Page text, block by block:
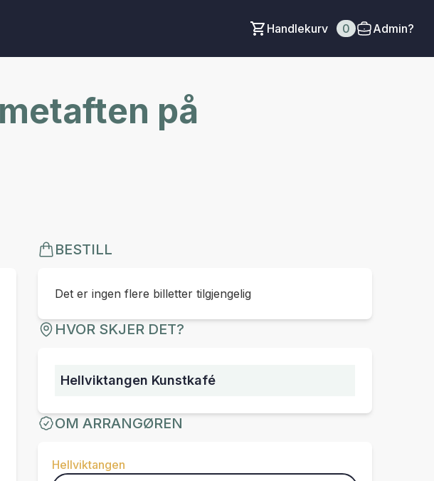
Handlekurv 0 Admin?
på
BESTILL
Det er ingen flere billetter tilgjengelig
HVOR SKJER DET?
Hellviktangen Kunstkafé
OM ARRANGØREN
Hellviktangen